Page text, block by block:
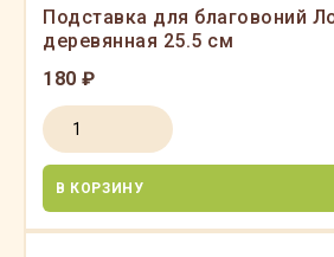
Подставка для благовоний
деревянная 25.5 см
180 ₽
В КОРЗИНУ